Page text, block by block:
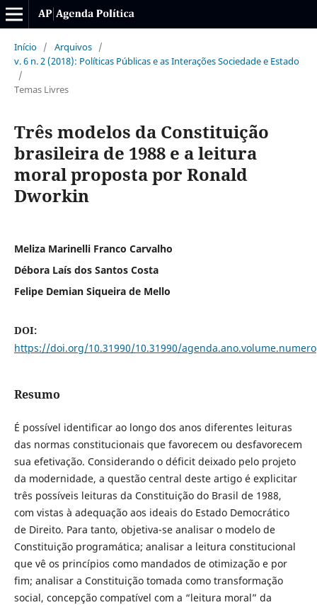
Início / Arquivos /
v. 6 n. 2 (2018): Políticas Públicas e as Interações Sociedade e Estado
/
Temas Livres
Três modelos da Constituição
brasileira de 1988 e a leitura
moral proposta por Ronald
Dworkin
Meliza Marinelli Franco Carvalho
Débora Laís dos Santos Costa
Felipe Demian Siqueira de Mello
DOI:
https://doi.org/10.31990/10.31990/agenda.ano.volume.numero
Resumo
É possível identificar ao longo dos anos diferentes leituras
das normas constitucionais que favorecem ou desfavorecem
sua efetivação. Considerando o déficit deixado pelo projeto
da modernidade, a questão central deste artigo é explicitar
três possíveis leituras da Constituição do Brasil de 1988,
com vistas à adequação aos ideais do Estado Democrático
de Direito. Para tanto, objetiva-se analisar o modelo de
Constituição programática; analisar a leitura constitucional
que vê os princípios como mandados de otimização e por
fim; analisar a Constituição tomada como transformação
social, concepção compatível com a “leitura moral” da